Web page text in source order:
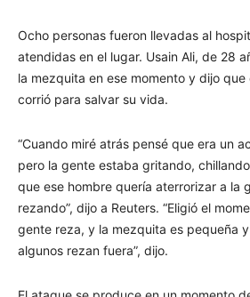
Ocho personas fueron llevadas al
atendidas en el lugar. Usain Ali, de 28
la mezquita en ese momento y dijo
corrió para salvar su vida.
“Cuando miré atrás pensé que era un
pero la gente estaba gritando,
que ese hombre quería aterrorizar a la
rezando”, dijo a Reuters. “Eligió el
gente reza, y la mezquita es pequeña
algunos rezan fuera”, dijo.